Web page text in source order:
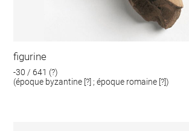
figurine
-30 / 641 (?)
(époque byzantine [?] ; époque romaine [?])